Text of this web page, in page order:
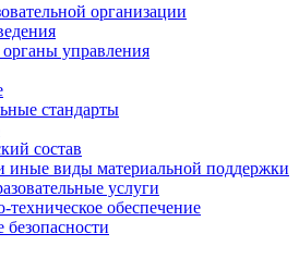
организации
управления
стандарты
состав
иные виды материальной поддержки
услуги
техническое обеспечение